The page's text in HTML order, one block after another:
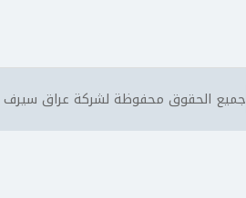
جميع الحقوق محفوظة لشركة عراق سيرف